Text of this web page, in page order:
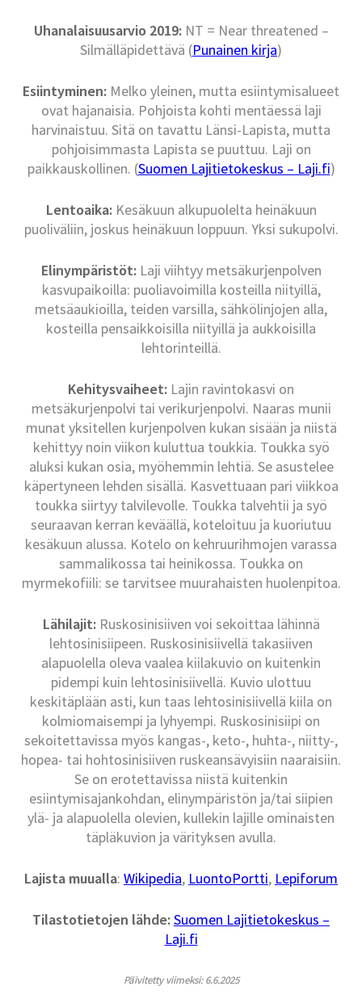
Uhanalaisuusarvio 2019:NT = Near threatened –
Silmälläpidettävä (Punainen kirja)
Esiintyminen: Melko yleinen, mutta esiintymisalueet
ovat hajanaisia. Pohjoista kohti mentäessä laji
harvinaistuu. Sitä on tavattu Länsi-Lapista, mutta
pohjoisimmasta Lapista se puuttuu. Laji on
paikkauskollinen. (Suomen Lajitietokeskus – Laji.fi)
Lentoaika:Kesäkuun alkupuolelta heinäkuun
puoliväliin, joskus heinäkuun loppuun. Yksi sukupolvi.
Elinympäristöt:Laji viihtyy metsäkurjenpolven
kasvupaikoilla: puoliavoimilla kosteilla niityillä,
metsäaukioilla, teiden varsilla, sähkölinjojen alla,
kosteilla pensaikkoisilla niityillä ja aukkoisilla
lehtorinteillä.
Kehitysvaiheet: Lajin ravintokasvi on
metsäkurjenpolvi tai verikurjenpolvi. Naaras munii
munat yksitellen kurjenpolven kukan sisään ja niistä
kehittyy noin viikon kuluttua toukkia. Toukka syö
aluksi kukan osia, myöhemmin lehtiä. Se asustelee
käpertyneen lehden sisällä. Kasvettuaan pari viikkoa
toukka siirtyy talvilevolle. Toukka talvehtii ja syö
seuraavan kerran keväällä, koteloituu ja kuoriutuu
kesäkuun alussa. Kotelo on kehruurihmojen varassa
sammalikossa tai heinikossa. Toukka on
myrmekofiili: se tarvitsee muurahaisten huolenpitoa.
Lähilajit:Ruskosinisiiven voi sekoittaa lähinnä
lehtosinisiipeen. Ruskosinisiivellä takasiiven
alapuolella oleva vaalea kiilakuvio on kuitenkin
pidempi kuin lehtosinisiivellä. Kuvio ulottuu
keskitäplään asti, kun taas lehtosinisiivellä kiila on
kolmiomaisempi ja lyhyempi. Ruskosinisiipi on
sekoitettavissa myös kangas-, keto-, huhta-, niitty-,
hopea- tai hohtosinisiiven ruskeansävyisiin naaraisiin.
Se on erotettavissa niistä kuitenkin
esiintymisajankohdan, elinympäristön ja/tai siipien
ylä- ja alapuolella olevien, kullekin lajille ominaisten
täpläkuvion ja värityksen avulla.
Lajista muualla: Wikipedia, LuontoPortti, Lepiforum
Tilastotietojen lähde:Suomen Lajitietokeskus –
Laji.fi
Päivitetty viimeksi: 6.6.2025